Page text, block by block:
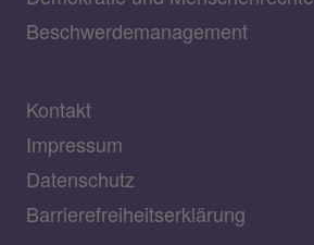
Beschwerdemanagement
Kontakt
Impressum
Datenschutz
Barrierefreiheitserklärung